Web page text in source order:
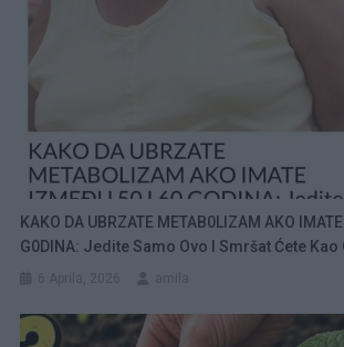
KAKO DA UBRZATE METAB0LIZAM AKO
G0DINA: Jedite Samo Ovo I Smršat Ćete Kao